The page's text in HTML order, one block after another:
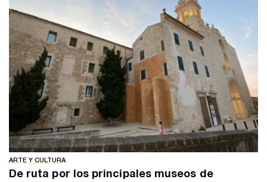
ARTE Y CULTURA
De ruta por los principales museos de